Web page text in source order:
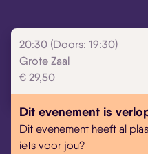
Skip
20:30 (Doors: 19:30)
Grote Zaal
€ 29,50
Dit evenement is
Dit evenement heeft al
iets voor jou?